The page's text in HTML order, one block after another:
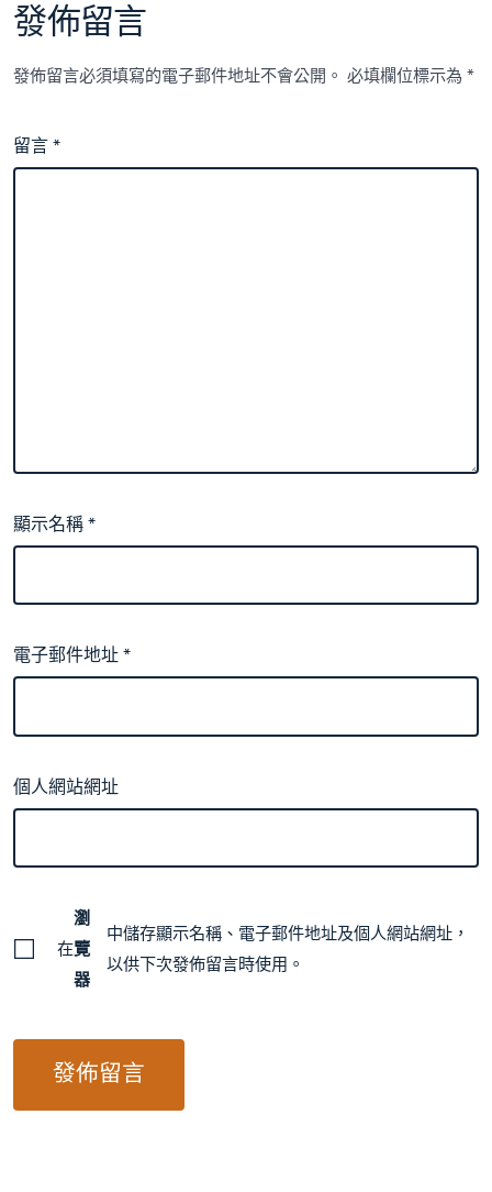
發佈留言
發佈留言必須填寫的電子郵件地址不會公開。 必填欄位標示為*
留言*
顯示名稱*
電子郵件地址*
個人網站網址
在
瀏
覽
器
中儲存顯示名稱、電子郵件地址及個人網站網址，
以供下次發佈留言時使用。